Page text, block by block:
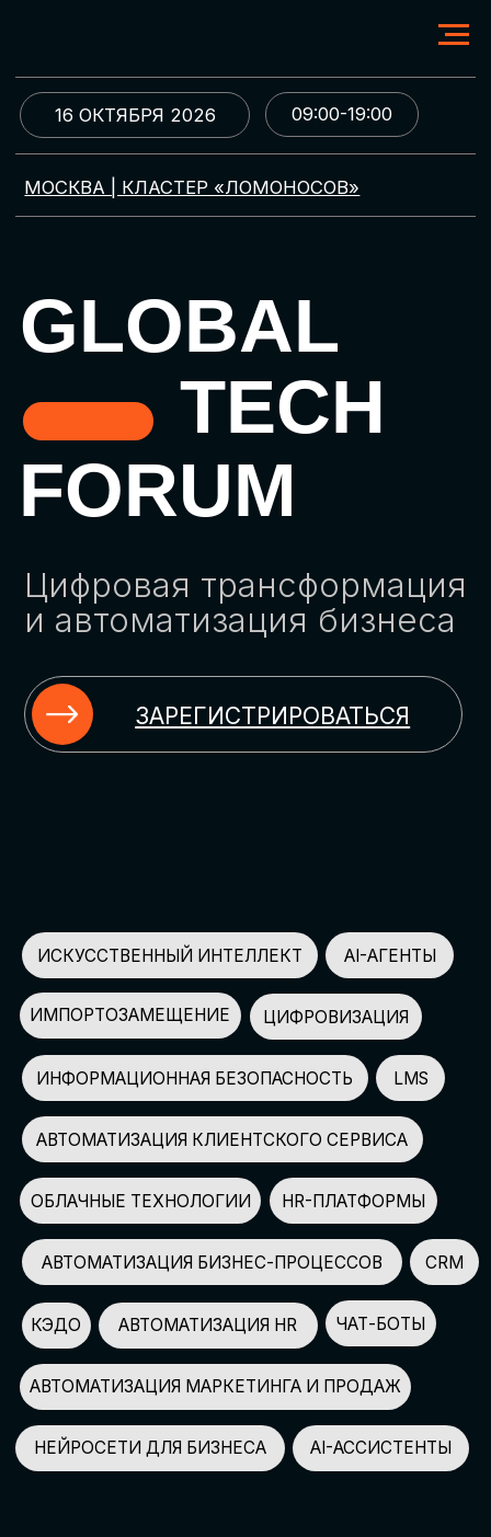
МОСКВА | КЛАСТЕР «ЛОМОНОСОВ»
GLOBAL
TECH
FORUM
Цифровая трансформация
и автоматизация бизнеса
ЗАРЕГИСТРИРОВАТЬСЯ
09:00-19:00
16 ОКТЯБРЯ 2026
ИСКУССТВЕННЫЙ ИНТЕЛЛЕКТ
НЕЙРОСЕТИ ДЛЯ БИЗНЕСА
КЭДО
ЦИФРОВИЗАЦИЯ
АВТОМАТИЗАЦИЯ HR
АВТОМАТИЗАЦИЯ МАРКЕТИНГА И ПРОДАЖ
AI-АССИСТЕНТЫ
ЧАТ-БОТЫ
ИМПОРТОЗАМЕЩЕНИЕ
СПИКЕРОВ
150+
ПАРТНЕРОВ
100+
УЧАСТНИКОВ
2500+
GLOBAL TECH FORUM –